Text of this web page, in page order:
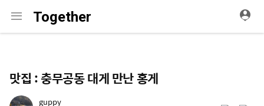
메Together
맛집 : 충무공동 대게 만난 홍게
유저 이미지guppy